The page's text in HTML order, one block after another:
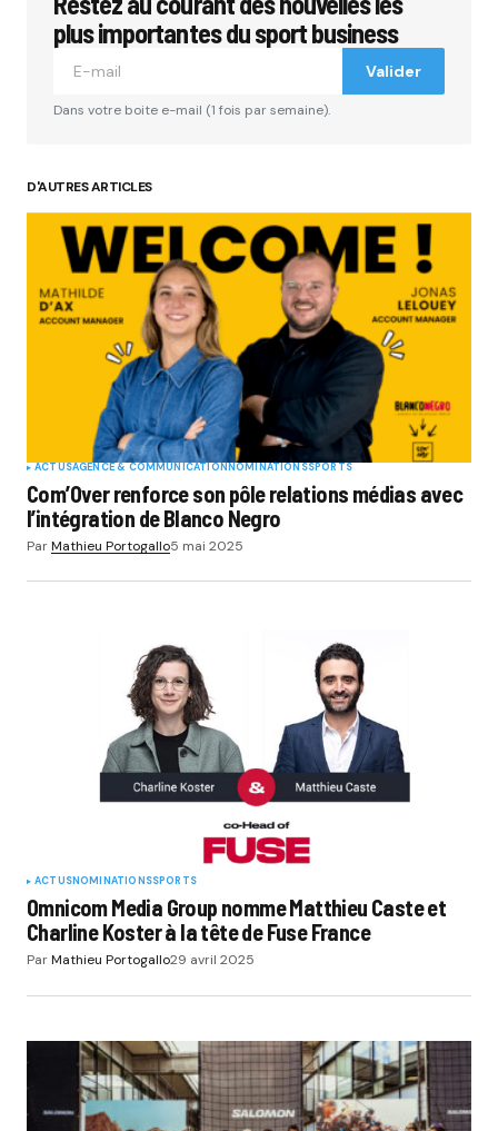
plus importantes du sport business
Valider
Dans votre boite e-mail (1 fois par semaine).
D'AUTRES ARTICLES
ACTUSAGENCE & COMMUNICATION NOMINATIONSSPORTS
Com’Over renforce son pôle relations médias avec
l’intégration de Blanco Negro
ParMathieu Portogallo5 mai 2025
ACTUSNOMINATIONSSPORTS
Omnicom Media Group nomme Matthieu Caste et
Charline Koster à la tête de Fuse France
ParMathieu Portogallo29 avril 2025